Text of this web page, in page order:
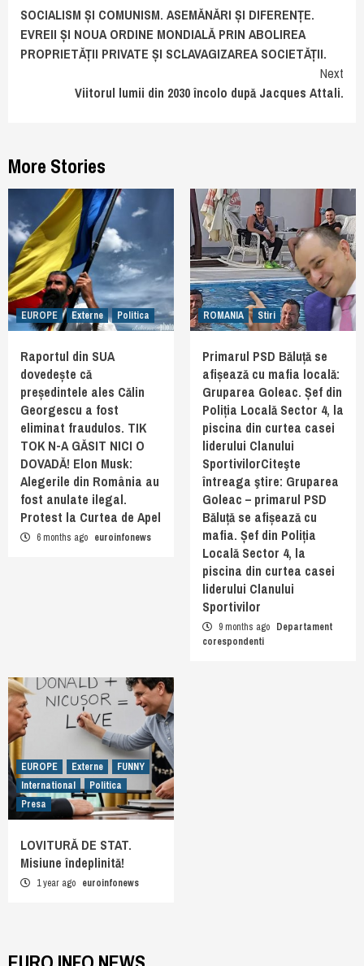
Reading
SOCIALISM ȘI COMUNISM. ASEMĂNĂRI ȘI DIFERENȚE.
EVREII ȘI NOUA ORDINE MONDIALĂ PRIN ABOLIREA
PROPRIETĂȚII PRIVATE ȘI SCLAVAGIZAREA SOCIETĂȚII.
Next
Viitorul lumii din 2030 încolo după Jacques Attali.
More Stories
EUROPE Externe Politica
Raportul din SUA
dovedește că
președintele ales Călin
Georgescu a fost
eliminat fraudulos. TIK
TOK N-A GĂSIT NICI O
DOVADĂ! Elon Musk:
Alegerile din România au
fost anulate ilegal.
Protest la Curtea de Apel
6 months ago euroinfonews
ROMANIA Stiri
Primarul PSD Băluță se
afișează cu mafia locală:
Gruparea Goleac. Șef din
Poliția Locală Sector 4, la
piscina din curtea casei
liderului Clanului
SportivilorCiteşte
întreaga ştire: Gruparea
Goleac – primarul PSD
Băluță se afișează cu
mafia. Șef din Poliția
Locală Sector 4, la
piscina din curtea casei
liderului Clanului
Sportivilor
9 months ago Departament
corespondenti
EUROPE Externe
FUNNY
International
Politica
Presa
LOVITURĂ DE STAT.
Misiune îndeplinită!
1 year ago euroinfonews